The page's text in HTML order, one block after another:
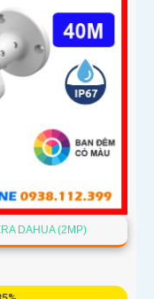
DAHUA (2MP)